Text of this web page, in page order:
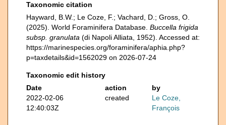
Taxonomic citation
Hayward, B.W.; Le Coze, F.; Vachard, D.; Gross, O.
(2025). World Foraminifera Database. Buccella frigida
subsp. granulata (di Napoli Alliata, 1952). Accessed at:
https://marinespecies.org/foraminifera/aphia.php?
p=taxdetails&id=1562029 on 2026-07-24
Taxonomic edit history
Date
action
by
2022-02-06
12:40:03Z
created
Le Coze,
François